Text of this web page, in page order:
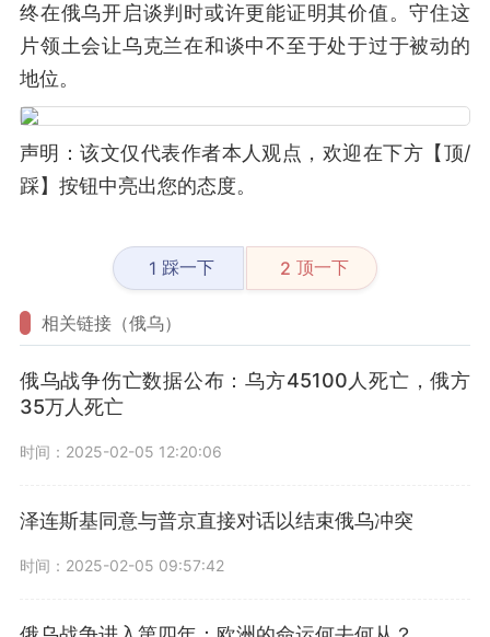
终在俄乌开启谈判时或许更能证明其价值。守住这
片领土会让乌克兰在和谈中不至于处于过于被动的
地位。
声明：该文仅代表作者本人观点，欢迎在下方【顶/
踩】按钮中亮出您的态度。
1 踩一下 2 顶一下
相关链接（俄乌）
俄乌战争伤亡数据公布：乌方45100人死亡，俄方
35万人死亡
时间：2025-02-05 12:20:06
泽连斯基同意与普京直接对话以结束俄乌冲突
时间：2025-02-05 09:57:42